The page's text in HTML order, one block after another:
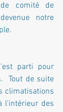
comité de
notre
parti pour
Tout de suite
climatisations
l'intérieur des